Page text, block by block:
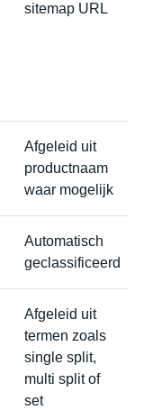
sitemap URL
Afgeleid uit
productnaam
waar mogelijk
Automatisch
geclassificeerd
Afgeleid uit
termen zoals
single split,
multi split of
set